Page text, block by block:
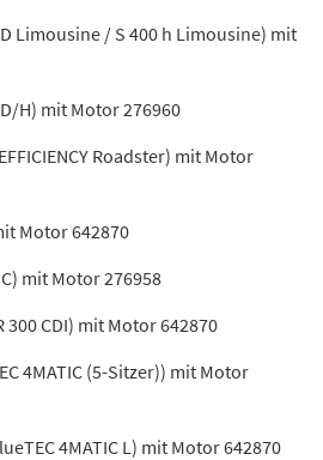
Limousine / S 400 h Limousine) mit
H) mit Motor 276960
Roadster) mit Motor
Motor 642870
mit Motor 276958
300 CDI) mit Motor 642870
4MATIC (5-Sitzer)) mit Motor
4MATIC L) mit Motor 642870